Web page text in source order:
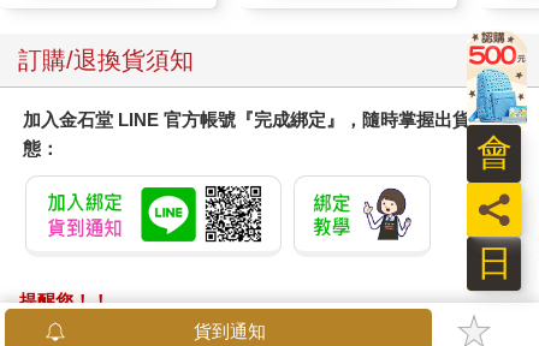
訂購/退換貨須知
加入金石堂 LINE 官方帳號『完成綁定』，隨時掌握出貨動
態：
提醒您！！
金石堂及銀行均不會請您操作ATM! 如接獲電話要求您前往
貨到通知
日
員
會